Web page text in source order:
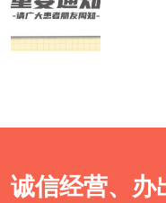
诚信经营、办